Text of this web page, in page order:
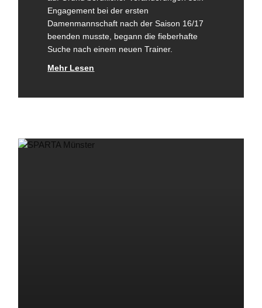
Engagement bei der ersten
Damenmannschaft nach der Saison 16/17
beenden musste, begann die fieberhafte
Suche nach einem neuen Trainer.
Mehr Lesen